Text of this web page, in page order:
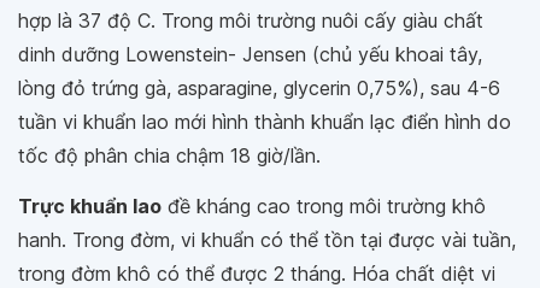
hợp là 37 độ C. Trong môi trường nuôi cấy giàu chất
dinh dưỡng Lowenstein- Jensen (chủ yếu khoai tây,
lòng đỏ trứng gà, asparagine, glycerin 0,75%), sau 4-6
tuần vi khuẩn lao mới hình thành khuẩn lạc điển hình do
tốc độ phân chia chậm 18 giờ/lần.
Trực khuẩn lao đề kháng cao trong môi trường khô
hanh. Trong đờm, vi khuẩn có thể tồn tại được vài tuần,
trong đờm khô có thể được 2 tháng. Hóa chất diệt vi